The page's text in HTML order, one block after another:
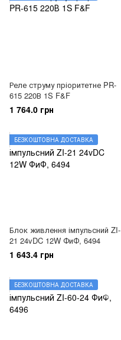
Реле струму пріоритетне PR-
615 220В 1S F&F
1 764.0 грн
БЕЗКОШТОВНА ДОСТАВКА
Блок живлення імпульсний ZI-
21 24vDC 12W ФиФ, 6494
1 643.4 грн
БЕЗКОШТОВНА ДОСТАВКА